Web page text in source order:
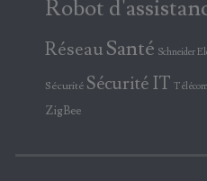
Robot
RéseauSanté Schneider
Sécurité Sécurité IT
ZigBee